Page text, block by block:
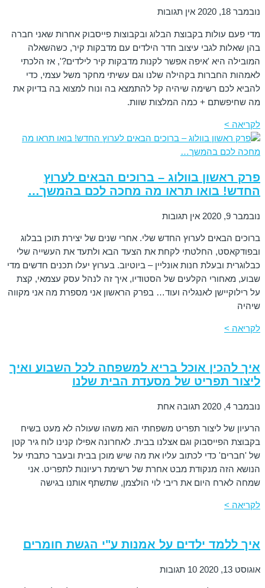
נובמבר 18, 2020 אין תגובות
מדי פעם עולות בקבוצת הבלוג ובקבוצות פייסבוק אחרות שאני חברה
בהן שאלות לגבי עיצוב חדר הילדים עם מדבקות קיר, כשהשאלה
המובילה היא 'איפה אפשר לקנות מדבקות קיר לילדים?', אז הלכתי
לאמהות החברות בקהילה שלנו וגם עשיתי מחקר משל עצמי, כדי
להביא לכם רשימה שיהיה קל להתמצא בה ונוח למצוא בה בדיוק את
מה שחיפשתם + כמה המלצות שוות.
לקריאה >
פרק ראשון בוולוג – ברוכים הבאים לערוץ
החדש! בואו תראו מה מחכה לכם בהמשך…
נובמבר 9, 2020 אין תגובות
ברוכים הבאים לערוץ החדש שלי. אחרי שנים של יצירת תוכן בבלוג
ובפודקאסט, החלטתי לקחת את הצעד הבא ולתעד את העשייה שלי
כבלוגרית ובעלת חנות אונליין – ביוטיוב. בערוץ יעלו תכנים חדשים מדי
שבוע, מאחורי הקלעים של הסטודיו, איך זה לנהל עסק עצמאי, קצת
על רילוקיישן לאנגליה ועוד… בפרק הראשון אני מספרת מה אני מקווה
שיהיה
לקריאה >
איך להכין אוכל בריא למשפחה לכל השבוע ואיך
ליצור תפריט של מסעדת הבית שלנו
נובמבר 4, 2020 תגובה אחת
הרעיון של ליצור תפריט משפחתי הוא משהו שעולה לא מעט בשיח
בקבוצת הפייסבוק וגם אצלנו בבית. לאחרונה אפילו קנינו לוח גיר קטן
של 'חברים' כדי לכתוב עליו את מה שיש מוכן בבית ובעבר כתבתי על
הנושא הזה מנקודת מבט אחרת של רשימת רעיונות לתפריט. אני
שמחה לארח היום את ריבי לוי הולצמן, שתשתף אותנו בגישה
לקריאה >
איך ללמד ילדים על אמנות ע"י הגשת חומרים
אוגוסט 13, 2020 10 תגובות